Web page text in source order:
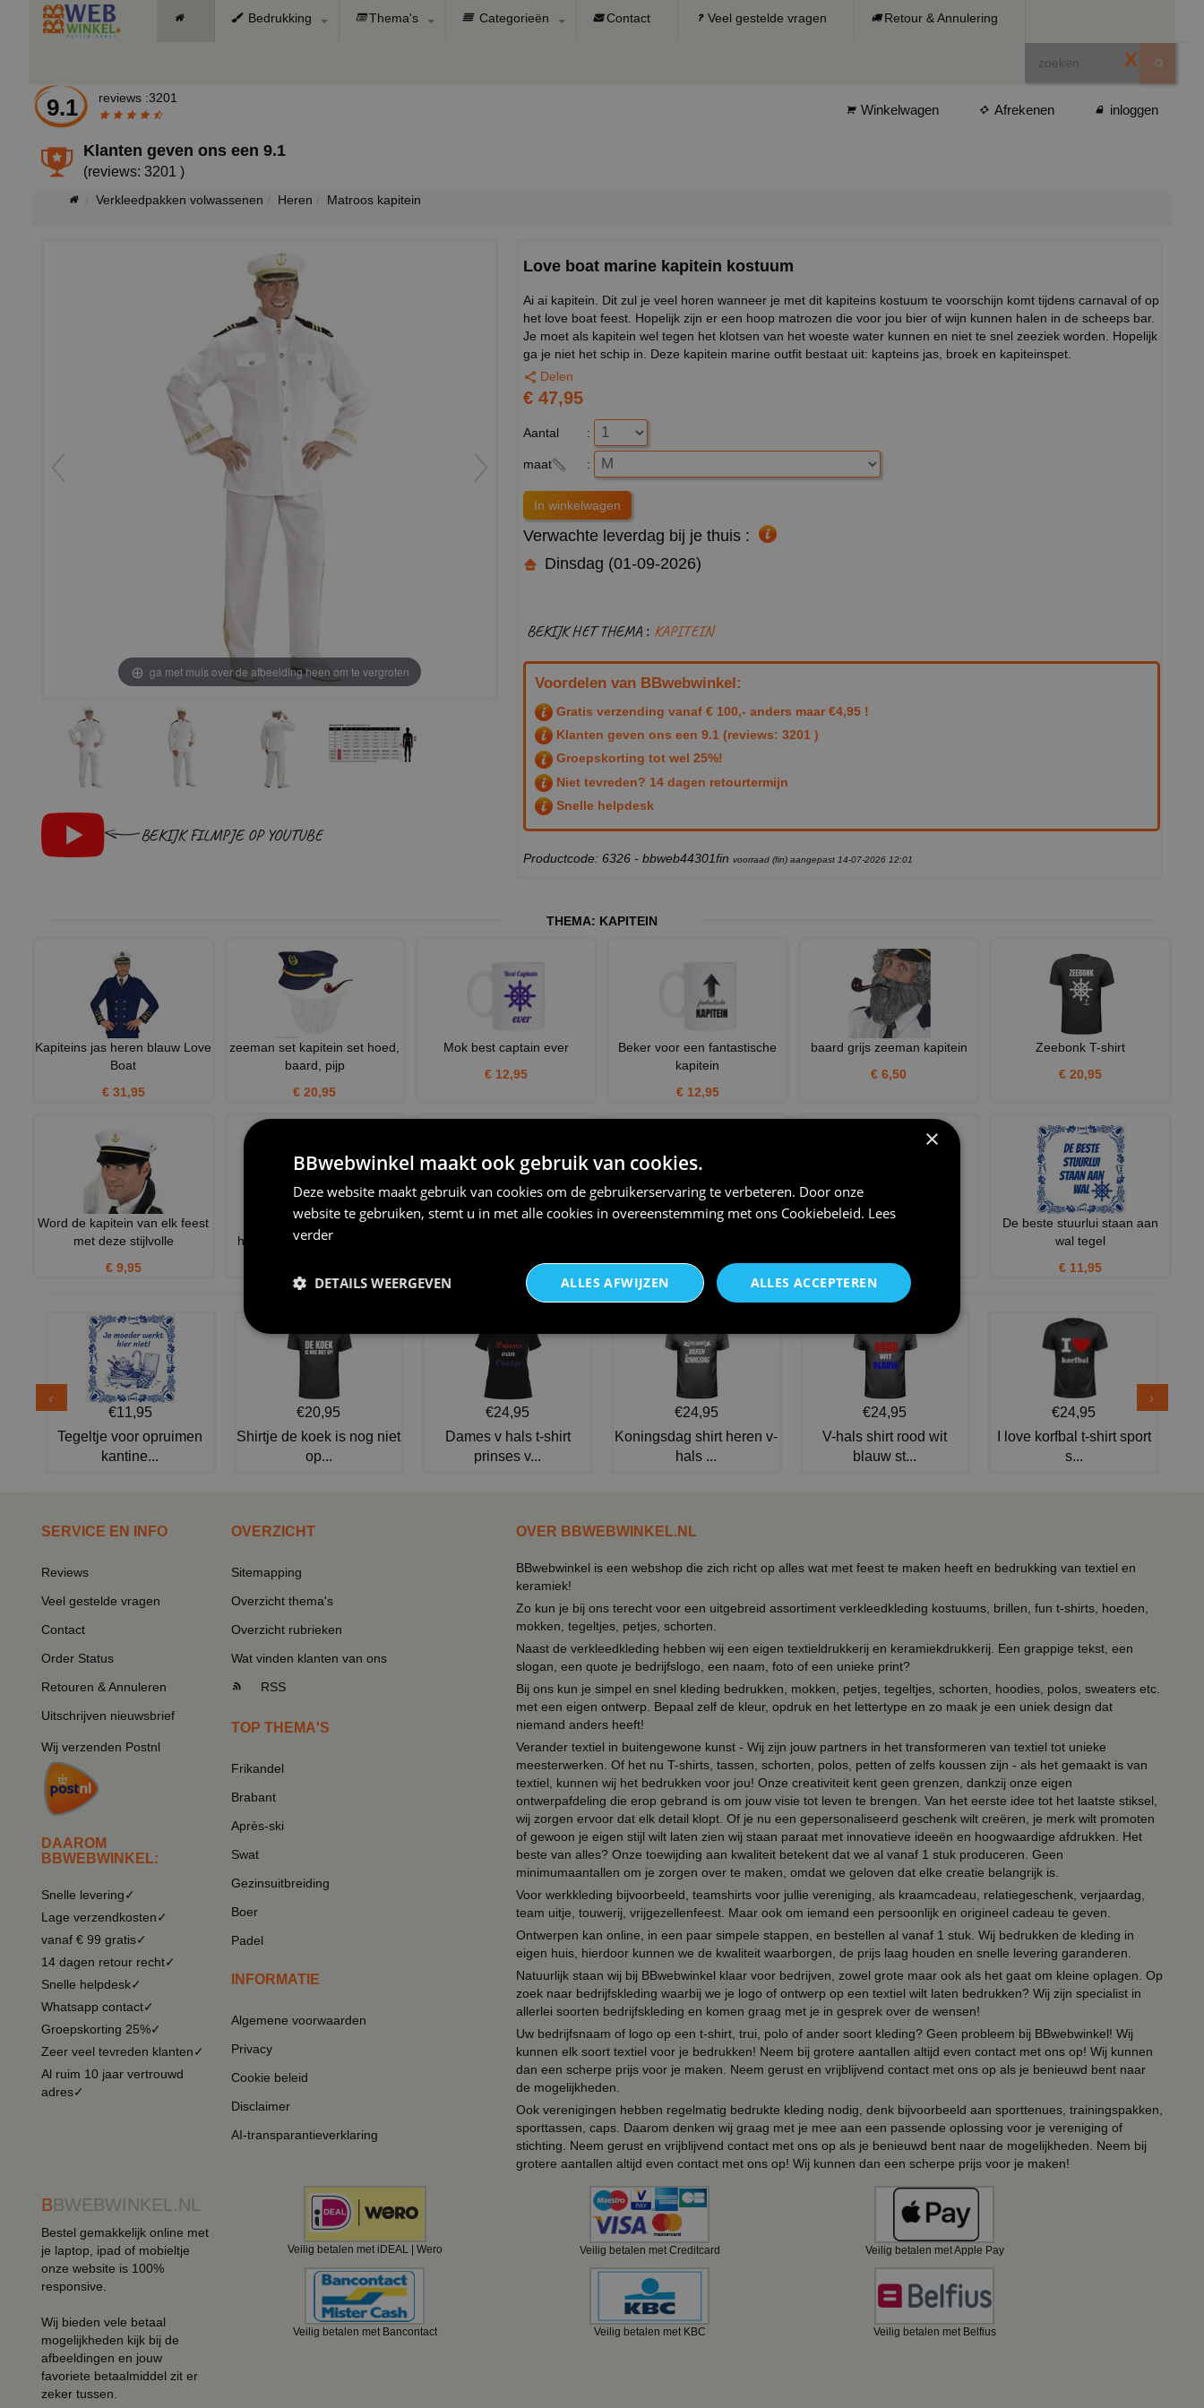
Bedrukking Thema's Categorieën Contact Veel gestelde vragen Retour & Annulering
X
9.1 reviews :3201
Winkelwagen Afrekenen inloggen
Klanten geven ons een9.1
(reviews: 3201 )
Verkleedpakken volwassenen Heren Matroos kapitein
ga met muis over de afbeelding heen om te vergroten
BEKIJK FILMPJE OP YOUTUBE
Love boat marine kapitein kostuum
Ai ai kapitein. Dit zul je veel horen wanneer je met dit kapiteins kostuum te voorschijn komt tijdens carnaval of op
het love boat feest. Hopelijk zijn er een hoop matrozen die voor jou bier of wijn kunnen halen in de scheeps bar.
Je moet als kapitein wel tegen het klotsen van het woeste water kunnen en niet te snel zeeziek worden. Hopelijk
ga je niet het schip in. Deze kapitein marine outfit bestaat uit: kapteins jas, broek en kapiteinspet.
Delen
€ 47,95
Aantal :
maat :
Verwachte leverdag bij je thuis :
Dinsdag (01-09-2026)
BEKIJK HET THEMA : KAPITEIN
Voordelen van BBwebwinkel:
Gratis verzending vanaf € 100,- anders maar €4,95 !
Klanten geven ons een 9.1 (reviews: 3201 )
Groepskorting tot wel 25%!
Niet tevreden? 14 dagen retourtermijn
Snelle helpdesk
Productcode: 6326 - bbweb44301fin voorraad (fin) aangepast 14-07-2026 12:01
THEMA: KAPITEIN
Kapiteins jas heren blauw Love
Boat
€ 31,95
zeeman set kapitein set hoed,
baard, pijp
€ 20,95
Mok best captain ever
€ 12,95
Beker voor een fantastische
kapitein
€ 12,95
baard grijs zeeman kapitein
€ 6,50
Zeebonk T-shirt
€ 20,95
Word de kapitein van elk feest
met deze stijlvolle
€ 9,95
Kapitein marine kostuum
heren volwassen the love b
Kapiteinspet
Pet voor het Carnaval kapitein
Schip ahoy shirt
De beste stuurlui staan aan
wal tegel
€ 11,95
NIEUW IN DE COLLECTIE
€11,95
Tegeltje voor opruimen
kantine...
€20,95
Shirtje de koek is nog niet
op...
€24,95
Dames v hals t-shirt
prinses v...
€24,95
Koningsdag shirt heren v-
hals ...
€24,95
V-hals shirt rood wit
blauw st...
€24,95
I love korfbal t-shirt sport
s...
SERVICE EN INFO
Reviews
Veel gestelde vragen
Contact
Order Status
Retouren & Annuleren
Uitschrijven nieuwsbrief
Wij verzenden Postnl
DAAROM
BBWEBWINKEL:
Snelle levering✓
Lage verzendkosten✓
vanaf € 99 gratis✓
14 dagen retour recht✓
Snelle helpdesk✓
Whatsapp contact✓
Groepskorting 25%✓
Zeer veel tevreden klanten✓
Al ruim 10 jaar vertrouwd
adres✓
OVERZICHT
Sitemapping
Overzicht thema's
Overzicht rubrieken
Wat vinden klanten van ons
RSS
TOP THEMA'S
Frikandel
Brabant
Après-ski
Swat
Gezinsuitbreiding
Boer
Padel
INFORMATIE
Algemene voorwaarden
Privacy
Cookie beleid
Disclaimer
AI-transparantieverklaring
OVER BBWEBWINKEL.NL
BBwebwinkel is een webshop die zich richt op alles wat met feest te maken heeft en bedrukking van textiel en
keramiek!
Zo kun je bij ons terecht voor een uitgebreid assortiment verkleedkleding kostuums, brillen, fun t-shirts, hoeden,
mokken, tegeltjes, petjes, schorten.
Naast de verkleedkleding hebben wij een eigen textieldrukkerij en keramiekdrukkerij. Een grappige tekst, een
slogan, een quote je bedrijfslogo, een naam, foto of een unieke print?
Bij ons kun je simpel en snel kleding bedrukken, mokken, petjes, tegeltjes, schorten, hoodies, polos, sweaters etc.
met een eigen ontwerp. Bepaal zelf de kleur, opdruk en het lettertype en zo maak je een uniek design dat
niemand anders heeft!
Verander textiel in buitengewone kunst - Wij zijn jouw partners in het transformeren van textiel tot unieke
meesterwerken. Of het nu T-shirts, tassen, schorten, polos, petten of zelfs koussen zijn - als het gemaakt is van
textiel, kunnen wij het bedrukken voor jou! Onze creativiteit kent geen grenzen, dankzij onze eigen
ontwerpafdeling die erop gebrand is om jouw visie tot leven te brengen. Van het eerste idee tot het laatste stiksel,
wij zorgen ervoor dat elk detail klopt. Of je nu een gepersonaliseerd geschenk wilt creëren, je merk wilt promoten
of gewoon je eigen stijl wilt laten zien wij staan paraat met innovatieve ideeën en hoogwaardige afdrukken. Het
beste van alles? Onze toewijding aan kwaliteit betekent dat we al vanaf 1 stuk produceren. Geen
minimumaantallen om je zorgen over te maken, omdat we geloven dat elke creatie belangrijk is.
Voor werkkleding bijvoorbeeld, teamshirts voor jullie vereniging, als kraamcadeau, relatiegeschenk, verjaardag,
team uitje, touwerij, vrijgezellenfeest. Maar ook om iemand een persoonlijk en origineel cadeau te geven.
Ontwerpen kan online, in een paar simpele stappen, en bestellen al vanaf 1 stuk. Wij bedrukken de kleding in
eigen huis, hierdoor kunnen we de kwaliteit waarborgen, de prijs laag houden en snelle levering garanderen.
Natuurlijk staan wij bij BBwebwinkel klaar voor bedrijven, zowel grote maar ook als het gaat om kleine oplagen. Op
zoek naar bedrijfskleding waarbij we je logo of ontwerp op een textiel wilt laten bedrukken? Wij zijn specialist in
allerlei soorten bedrijfskleding en komen graag met je in gesprek over de wensen!
Uw bedrijfsnaam of logo op een t-shirt, trui, polo of ander soort kleding? Geen probleem bij BBwebwinkel! Wij
kunnen elk soort textiel voor je bedrukken! Neem bij grotere aantallen altijd even contact met ons op! Wij kunnen
dan een scherpe prijs voor je maken. Neem gerust en vrijblijvend contact met ons op als je benieuwd bent naar
de mogelijkheden.
Ook verenigingen hebben regelmatig bedrukte kleding nodig, denk bijvoorbeeld aan sporttenues, trainingspakken,
sporttassen, caps. Daarom denken wij graag met je mee aan een passende oplossing voor je vereniging of
stichting. Neem gerust en vrijblijvend contact met ons op als je benieuwd bent naar de mogelijkheden. Neem bij
grotere aantallen altijd even contact met ons op! Wij kunnen dan een scherpe prijs voor je maken!
BBWEBWINKEL.NL
Bestel gemakkelijk online met
je laptop, ipad of mobieltje
onze website is 100%
responsive.
Wij bieden vele betaal
mogelijkheden kijk bij de
afbeeldingen en jouw
favoriete betaalmiddel zit er
zeker tussen.
Veilig betalen met iDEAL | Wero Veilig betalen met Creditcard Veilig betalen met Apple Pay
Veilig betalen met Bancontact Veilig betalen met KBC Veilig betalen met Belfius
×
BBwebwinkel maakt ook gebruik van cookies.
Deze website maakt gebruik van cookies om de gebruikerservaring te verbeteren. Door onze
website te gebruiken, stemt u in met alle cookies in overeenstemming met ons Cookiebeleid. Lees
verder
ALLES ACCEPTEREN
ALLES AFWIJZEN
DETAILS WEERGEVEN